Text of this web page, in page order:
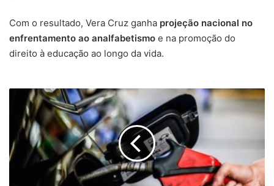
Com o resultado, Vera Cruz ganha projeção nacional no
enfrentamento ao analfabetismo e na promoção do
direito à educação ao longo da vida.
guerra
Irã,
presidente
da